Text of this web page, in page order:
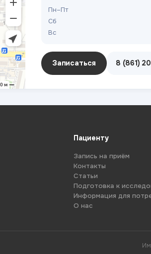
Пн–Пт
Сб
Вс
Записаться 8 (861)
Пациенту
Запись на приём
Контакты
Статьи
Подготовка к
Информация для
О нас